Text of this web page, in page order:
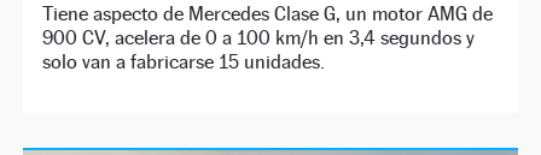
Tiene aspecto de Mercedes Clase G, un motor AMG de
900 CV, acelera de 0 a 100 km/h en 3,4 segundos y
solo van a fabricarse 15 unidades.